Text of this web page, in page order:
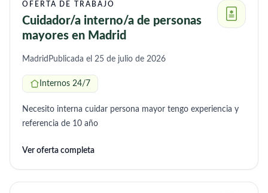
OFERTA DE TRABAJO
Cuidador/a interno/a de personas
mayores en Madrid
Madrid Publicada el 25 de julio de 2026
Internos 24/7
Necesito interna cuidar persona mayor tengo experiencia y
referencia de 10 año
Ver oferta completa